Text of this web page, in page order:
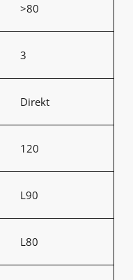
>80
3
Direkt
120
L90
L80